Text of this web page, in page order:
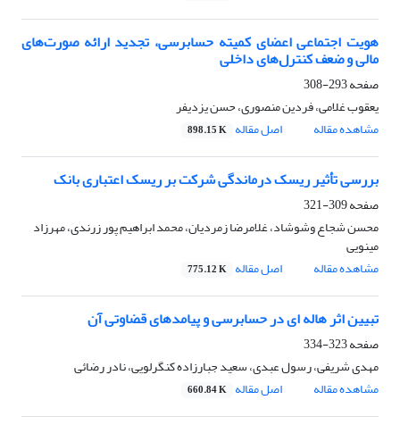
هویت اجتماعی اعضای کمیته حسابرسی، تجدید ارائه صورت‌های
مالی و ضعف کنترل‌های داخلی
صفحه293-308
یعقوب غلامی، فردین منصوری، حسن یزدیفر
مشاهده مقاله
اصل مقاله 898.15 K
بررسی تأثیر ریسک درماندگی شرکت بر ریسک اعتباری بانک
صفحه309-321
محسن شجاع وشوشاد، غلامرضا زمردیان، محمد ابراهیم پور زرندی، مهرزاد
مینویی
مشاهده مقاله
اصل مقاله 775.12 K
تبیین اثر هاله‏ ای در حسابرسی و پیامدهای قضاوتی آن
صفحه323-334
مهدی شریفی، رسول عبدی، سعید جبارزاده کنگرلویی، نادر رضائی
مشاهده مقاله
اصل مقاله 660.84 K